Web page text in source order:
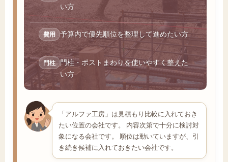
い方
費用 予算内で優先順位を整理して進めたい方
門柱
門柱・ポストまわりを使いやすく整えた
い方
「アルファ工房」は見積もり比較に入れておき
たい位置の会社です。 内容次第で十分に検討対
象になる会社です。 順位は動いていますが、引
き続き候補に入れておきたい会社です。